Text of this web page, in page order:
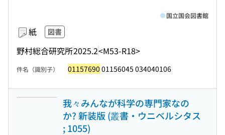
紙 図書
野村総合研究所2025.2<M53-R18>
国立国会図書館
件名（識別子） 01157690 01156045 034040106
我々みんなが科学の専門家なの
か? 新装版 (叢書・ウニベルシタス
; 1055)